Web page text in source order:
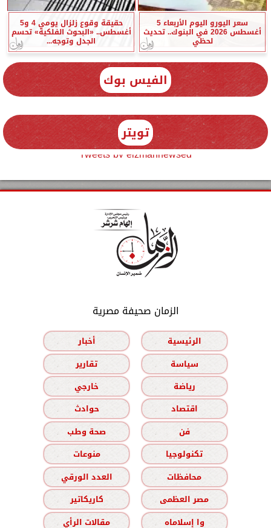
سعر اليورو اليوم الأربعاء 5
أغسطس 2026 في البنوك.. تحديث
لحظي
حقيقة وقوع زلزال يومي 4 و5
أغسطس.. «البحوث الفلكية» تحسم
الجدل وتوجه...
الفيس بوك
تويتر
Tweets by elzmannewseg
الزمان صحيفة مصرية
الرئيسية
أخبار
سياسة
تقارير
رياضة
خارجي
اقتصاد
حوادث
فن
صحة وطب
تكنولوجيا
منوعات
محافظات
العدد الورقي
مصر العظمى
كاريكاتير
وا إسلاماه
مقالات الرأي